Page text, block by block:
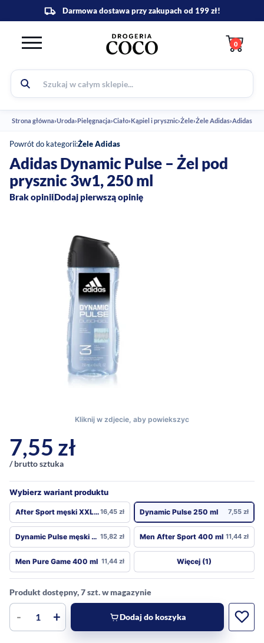
0
Strona główna›Uroda›Pielęgnacja›Ciało›Kąpiel i prysznic›Żele›Żele Adidas›Adidas
Powrót do kategorii:Żele Adidas
Adidas Dynamic Pulse – Żel pod
prysznic 3w1, 250 ml
Brak opiniiDodaj pierwszą opinię
7,55 zł
/ brutto sztuka
Wybierz wariant produktu
After Sport męski XXL 600 ml16,45 zł Dynamic Pulse 250 ml 7,55 zł
Dynamic Pulse męski XXL 600 ml 15,82 zł Men After Sport 400 ml 11,44 zł
Men Pure Game 400 ml 11,44 zł Więcej (1)
Produkt dostępny, 7 szt. w magazynie
- + Dodaj do koszyka